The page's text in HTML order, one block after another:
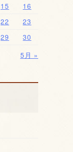
15
16
22
23
29
30
5月 »